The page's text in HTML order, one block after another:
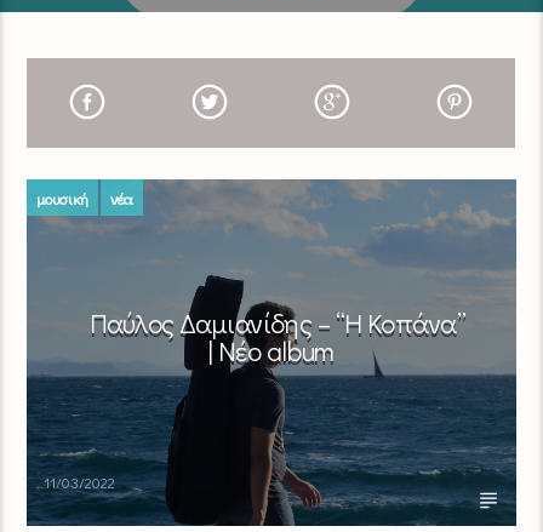
μουσική νέα
Παύλος Δαμιανίδης – “Η Κοπάνα”
| Νέο album
11/03/2022